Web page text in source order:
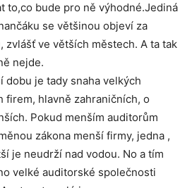
to,co bude pro ně výhodné.Jediná
se většinou objeví za
zvlášť ve větších městech. A ta tak
nejde.
dobu je tady snaha velkých
firem, hlavně zahraničních, o
Pokud menším auditorům
zákona menší firmy, jedna ,
je neudrží nad vodou. No a tím
velké auditorské společnosti